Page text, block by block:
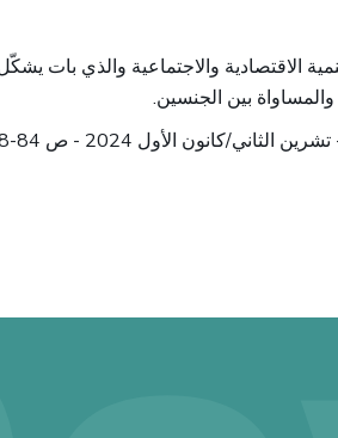
الاقتصادية والاجتماعية والذي بات
بين الجنسين.